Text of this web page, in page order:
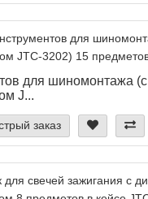
для шиномонтажа (с
J...
заказ